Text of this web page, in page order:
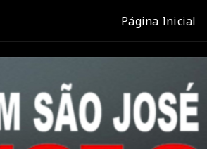
Página Inicial